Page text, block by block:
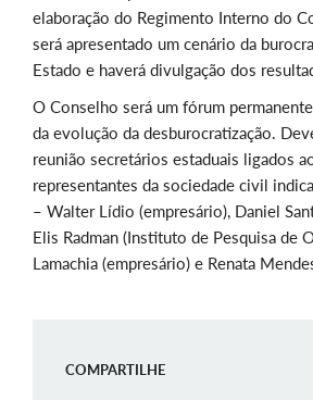
elaboração do Regimento Interno do
será apresentado um cenário da
Estado e haverá divulgação dos
O Conselho será um fórum
da evolução da desburocratização.
reunião secretários estaduais ligados
representantes da sociedade civil
– Walter Lídio (empresário), Daniel
Elis Radman (Instituto de Pesquisa de
Lamachia (empresário) e Renata
COMPARTILHE